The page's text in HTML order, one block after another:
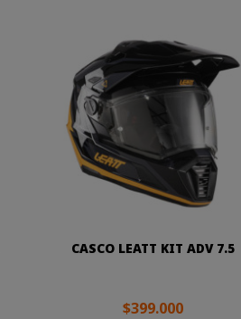
CASCO LEATT KIT ADV 7.5
$399.000